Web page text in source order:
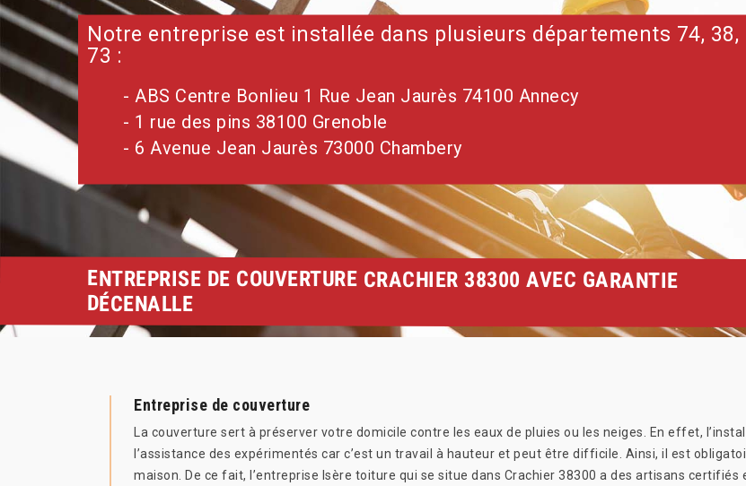
Notre entreprise est installée dans plusieurs départements 74, 38,
73 :
- ABS Centre Bonlieu 1 Rue Jean Jaurès 74100 Annecy
- 1 rue des pins 38100 Grenoble
- 6 Avenue Jean Jaurès 73000 Chambery
ENTREPRISE DE COUVERTURE CRACHIER 38300 AVEC GARANTIE
DÉCENALLE
Entreprise de couverture
La couverture sert à préserver votre domicile contre les eaux de pluies ou les neiges. En effet,
l’assistance des expérimentés car c’est un travail à hauteur et peut être difficile. Ainsi, il est
maison. De ce fait, l’entreprise Isère toiture qui se situe dans Crachier 38300 a des artisans